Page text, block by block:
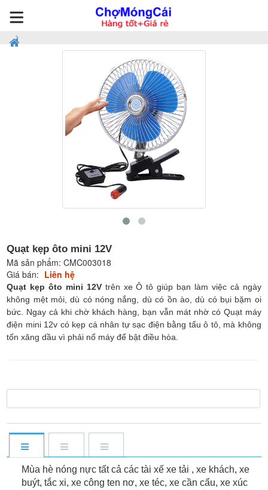
Quạt kẹp ôto mini 12V
Mã sản phẩm:CMC003018
Giá bán: Liên hệ
Quạt kẹp ôto mini 12Vtrên xe Ô tô giúp bạn làm việc cả ngày
không mệt mỏi, dù có nóng nắng, dù có ồn ào, dù có bụi bặm oi
bức. Ngay cả khi chờ khách hàng, bạn vẫn mát nhờ có Quạt máy
điện mini 12v có kẹp cá nhân tự sạc điện bằng tẩu ô tô, mà không
tốn xăng dầu vì phải nổ máy để bật điều hòa.
Mùa hè nóng nực tất cả các tài xế xe tải , xe khách, xe
buýt, tắc xi, xe công ten nơ, xe téc, xe cần cẩu, xe xúc